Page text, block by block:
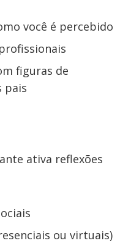
você é percebido
figuras de
pais
ativa reflexões
ou virtuais)